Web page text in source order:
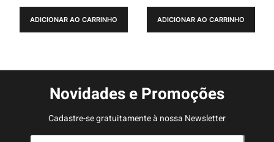
ADICIONAR AO CARRINHO ADICIONAR AO CARRINHO
Novidades e Promoções
Cadastre-se gratuitamente à nossa Newsletter